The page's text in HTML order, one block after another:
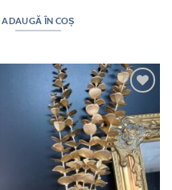
ADAUGĂ ÎN COȘ
Add to
wishlist